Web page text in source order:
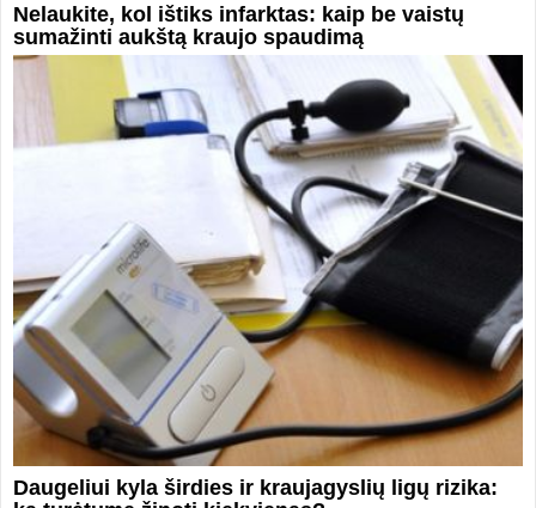
Nelaukite, kol ištiks infarktas: kaip be vaistų
sumažinti aukštą kraujo spaudimą
Daugeliui kyla širdies ir kraujagyslių ligų rizika: